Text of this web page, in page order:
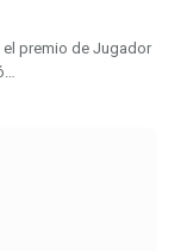
premio de Jugador